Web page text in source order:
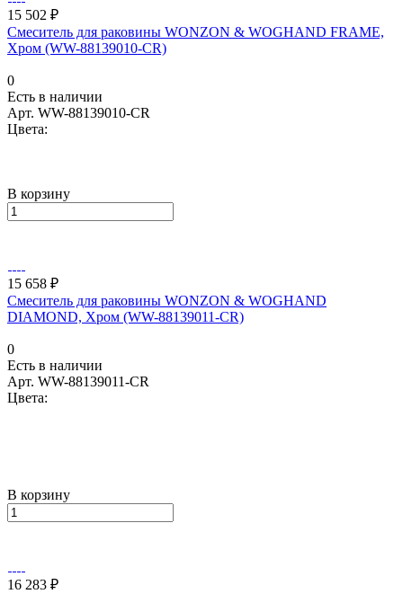
15 502 ₽
Смеситель для раковины WONZON & WOGHAND FRAME,
Хром (WW-88139010-CR)
0
Есть в наличии
Арт. WW-88139010-CR
Цвета:
В корзину
15 658 ₽
Смеситель для раковины WONZON & WOGHAND
DIAMOND, Хром (WW-88139011-CR)
0
Есть в наличии
Арт. WW-88139011-CR
Цвета:
В корзину
16 283 ₽